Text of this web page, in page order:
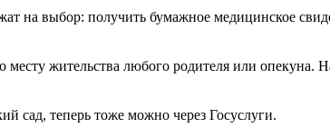
на выбор: получить бумажное медицинское
месту жительства любого родителя или
сад, теперь тоже можно через Госуслуги.